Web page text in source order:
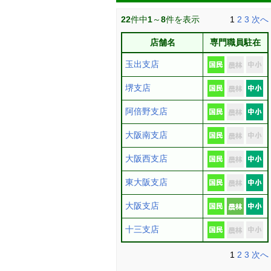
22件中1～8件を表示 1 2 3 次へ
店舗名 専門職員駐在
玉出支店
堺支店
阿倍野支店
大阪南支店
大阪西支店
東大阪支店
大阪支店
十三支店
1 2 3 次へ